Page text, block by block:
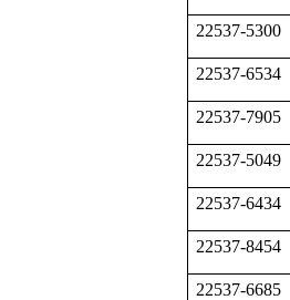
22537-5300
22537-6534
22537-7905
22537-5049
22537-6434
22537-8454
22537-6685